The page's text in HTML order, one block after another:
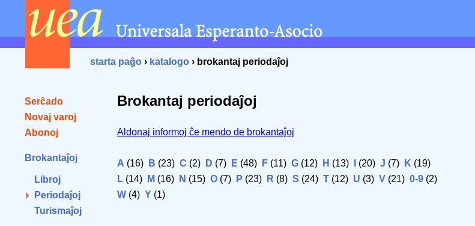
starta paĝo › katalogo › brokantaj periodaĵoj
Serĉado
Novaj varoj
Abonoj
Brokantaĵoj
Libroj
Periodaĵoj
Turismaĵoj
Brokantaj periodaĵoj
Aldonaj informoj ĉe mendo de brokantaĵoj
A (16) B (23) C (2) D (7) E (48) F (11) G (12) H (13) (20) J (7) K (19)
L (14) M (16) N (15) O (7) P (23) R (8) S (24) T (12) U (3) V (21) 0-9 (2)
W (4) Y (1)